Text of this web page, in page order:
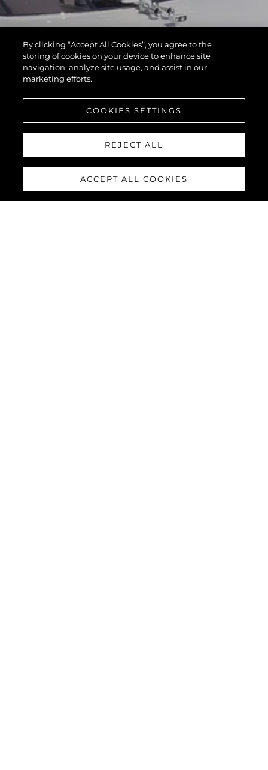
By clicking “Accept All Cookies”, you agree to the
storing of cookies on your device to enhance site
navigation, analyze site usage, and assist in our
marketing efforts.
COOKIES SETTINGS
REJECT ALL
ACCEPT ALL COOKIES